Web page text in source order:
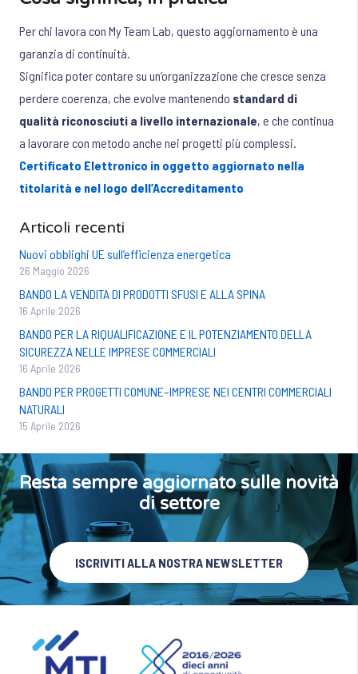
Per chi lavora con My Team Lab, questo aggiornamento è una
garanzia di continuità.
Significa poter contare su un’organizzazione che cresce senza
perdere coerenza, che evolve mantenendo standard di
qualità riconosciuti a livello internazionale, e che continua
a lavorare con metodo anche nei progetti più complessi.
Certificato Elettronico in oggetto aggiornato nella
titolarità e nel logo dell’Accreditamento
Articoli recenti
Nuovi obblighi UE sull’efficienza energetica
26 Maggio 2026
BANDO LA VENDITA DI PRODOTTI SFUSI E ALLA SPINA
16 Aprile 2026
BANDO PER LA RIQUALIFICAZIONE E IL POTENZIAMENTO DELLA
SICUREZZA NELLE IMPRESE COMMERCIALI
16 Aprile 2026
BANDO PER PROGETTI COMUNE–IMPRESE NEI CENTRI COMMERCIALI
NATURALI
15 Aprile 2026
Resta sempre aggiornato sulle novità
di settore
ISCRIVITI ALLA NOSTRA NEWSLETTER